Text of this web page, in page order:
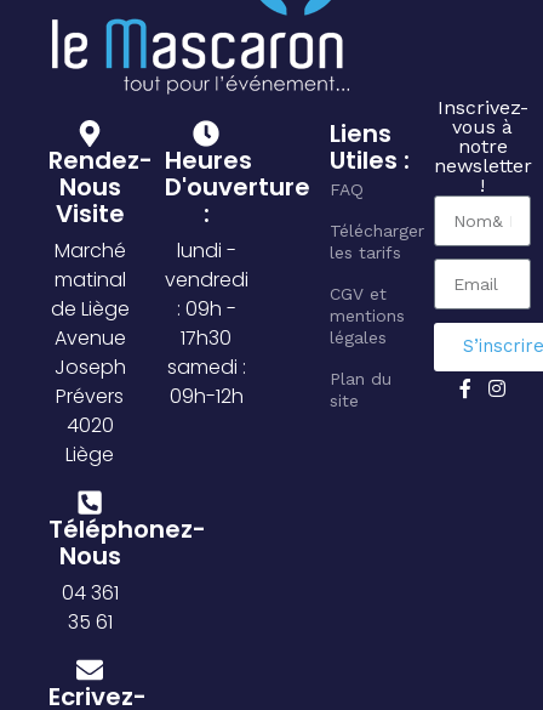
Rendez-
Nous
Visite
Marché
matinal
de Liège
Avenue
Joseph
Prévers
4020
Liège
Téléphonez-
Nous
04 361
35 61
Ecrivez-
Heures
D'ouverture
:
lundi -
vendredi
: 09h -
17h30
samedi :
09h-12h
Liens
Utiles :
FAQ
Télécharger
les tarifs
CGV et
mentions
légales
Plan du
site
Inscrivez-
vous à
notre
newsletter
!